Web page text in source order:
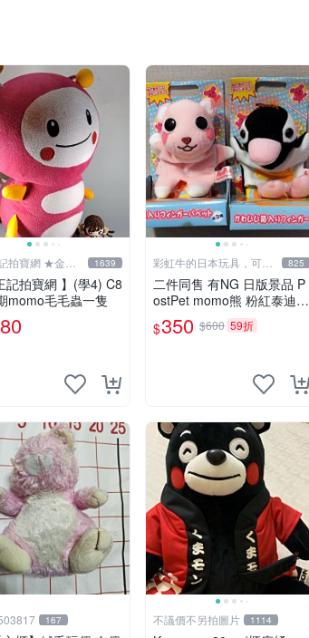
拍寶網 ★金王 1639
記拍寶網 】(學4) C8
momo毛毛蟲一隻
彩虹牛的日本玩具，可7
取付
825
二件同售 有NG 日版景品 P
ostPet momo熊 粉紅泰迪熊
妹妹 comomo 企鵝 娃娃 布
偶 手指頭 娃娃
$350 $600 59折
167 不議價不另拍圖片 1114